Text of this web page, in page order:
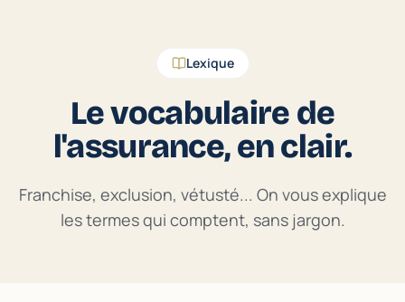
Lexique
Le vocabulaire de
l'assurance, en clair.
Franchise, exclusion, vétusté... On vous explique
les termes qui comptent, sans jargon.